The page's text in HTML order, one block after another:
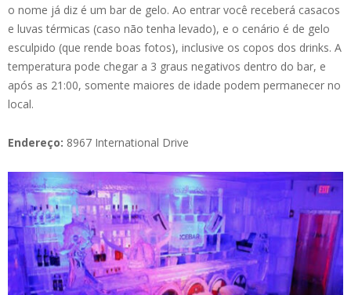
o nome já diz é um bar de gelo. Ao entrar você receberá casacos
e luvas térmicas (caso não tenha levado), e o cenário é de gelo
esculpido (que rende boas fotos), inclusive os copos dos drinks. A
temperatura pode chegar a 3 graus negativos dentro do bar, e
após as 21:00, somente maiores de idade podem permanecer no
local.
Endereço: 8967 International Drive